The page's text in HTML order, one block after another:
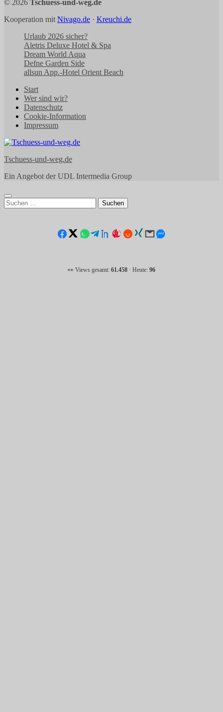
© 2026 Tschuess-und-weg.de
Kooperation mit Nivago.de · Kreuchi.de
Urlaub 2026 sicher?
Aletris Deluxe Hotel & Spa
Dream World Aqua
Defne Garden Side
allsun App.-Hotel Orient Beach
Start
Wer sind wir?
Datenschutz
Cookie-Information
Impressum
Tschuess-und-weg.de
Ein Angebot der UDL Intermedia Group
Suchen
nach:
👀 Views gesamt: 61.458 · Heute: 96